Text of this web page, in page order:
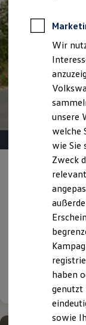
Batterie
Kosten
E-
Marke und
R-
R
Driving
Angebot gültig bis
Der T-Roc
Ab 284,00 €mtl.
Sonderzahlung
Fahrleistung:
Details
Wir
unsere
welche
wie Sie
Zweck
haben
genutzt
sowie